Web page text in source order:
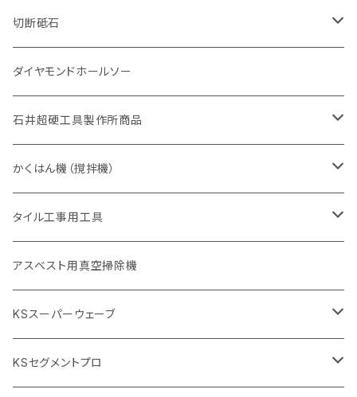
一般道路カッター用
セグメントタイプ
埋設鋳鉄管工事対応タイプ
ヒューム管・U字溝切断用
セグメント
セグメント（特殊凸凹加工チップ
アスファルト切断用
一般道路カッター用
セグメント（特殊凸凹加工チップ
セグメントタイプ
一般道路カッター用
鋳鉄管切断用
セグメントタイプ
埋設鋳鉄管工事対応タイプ
ヒューム管・U字溝切断用
セグメントタイプ
セグメント（特殊凸凹加工チップ
アスファルト切断用
一般道路カッター用
一般道路カッター用
セグメントタイプ
埋設鋳鉄管工事対応タイプ
ヒューム管・U字溝切断用
セグメントタイプ
アスファルト切断用
一般道路カッター用
有効長 250mm
305mm（12インチ）
255mm（10インチ）
305mm（12インチ）
道路（アス・コン兼用）
305mm（12インチ）
355mm（14インチ）
ストレート型チップ
U型チップ
100mm（4インチ）
125mm（5インチ）
切断砥石
金属用
305mm（12インチ）
355mm（14インチ）
非金属用
305mm（12インチ）
355mm（14インチ）
ダイヤモンドホールソー
石井超硬工具製作所商品
押し切り（タイル切断機）
本体
電動切断機
本体
ダイヤモンドホイール
ブリック＆ブロック用切断機
穴あけ用工具
タイルニッパー
かくはん機（撹拌機）
本体
低速回転
高速回転
付属品
撹拌羽根
撹拌軸
タイル工事用工具
手動工具
押し切り（手動切断機
押し切り替え刃（手動切断機替え刃
電動工具
電動切断機
アスベスト用真空掃除機
KSスーパーウェーブ
105mm（4インチ）
KSセグメントプロ